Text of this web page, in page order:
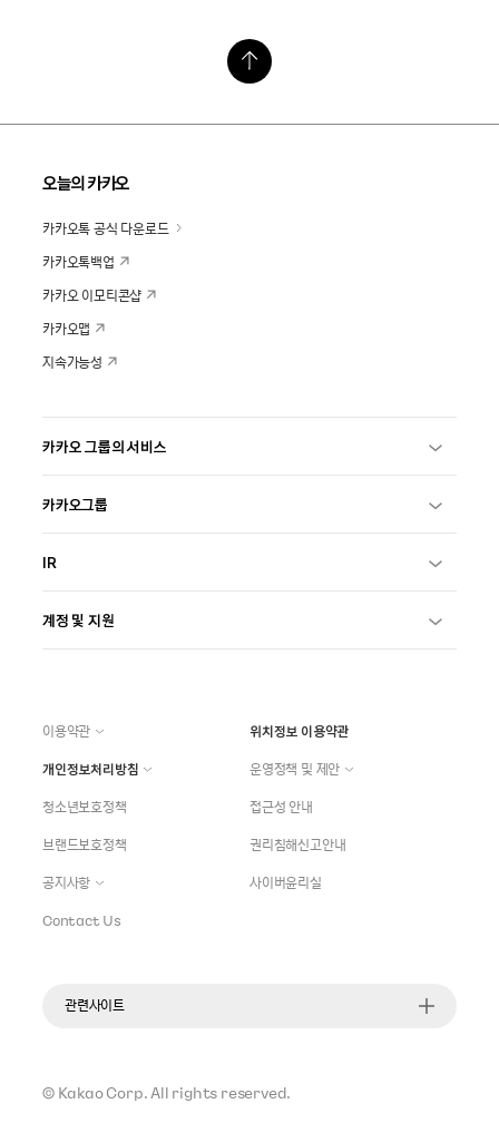
오늘의 카카오
카카오톡 공식 다운로드
카카오톡백업
카카오 이모티콘샵
카카오맵
지속가능성
카카오 그룹의 서비스
카카오그룹
IR
계정 및 지원
이용약관
위치정보 이용약관
개인정보처리방침
운영정책 및 제안
청소년보호정책
접근성 안내
브랜드보호정책
권리침해신고안내
공지사항
사이버윤리실
Contact Us
관련사이트
© Kakao Corp.All rights reserved.